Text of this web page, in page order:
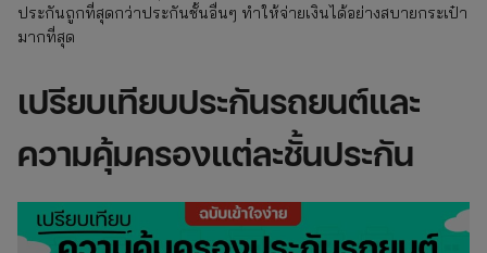
ประกันถูกที่สุดกว่าประกันชั้นอื่นๆ ทำให้จ่ายเงินได้อย่างสบายกระเป๋า
มากที่สุด
เปรียบเทียบประกันรถยนต์และ
ความคุ้มครองแต่ละชั้นประกัน